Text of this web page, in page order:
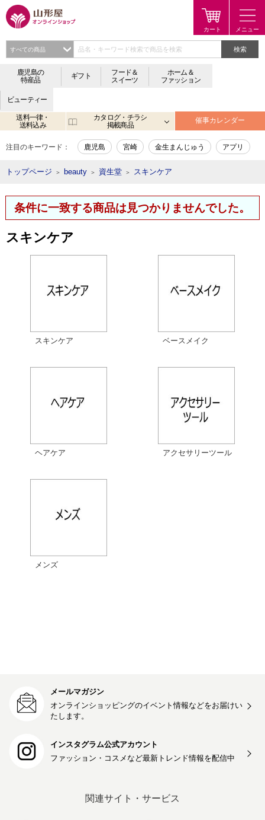
検索
鹿児島の
特産品
ギフト
フード＆
スイーツ
ホーム＆
ファッション
ビューティー
送料一律・
送料込み
カタログ・チラシ
掲載商品
催事カレンダー
注目のキーワード： 鹿児島 宮崎 金生まんじゅう アプリ
トップページ ＞ beauty ＞ 資生堂 ＞ スキンケア
条件に一致する商品は見つかりませんでした。
スキンケア
スキンケア ベースメイク
ヘアケア アクセサリーツール
メンズ
メールマガジン
オンラインショッピングのイベント情報などをお届けい
たします。
インスタグラム公式アカウント
ファッション・コスメなど最新トレンド情報を配信中
関連サイト・サービス